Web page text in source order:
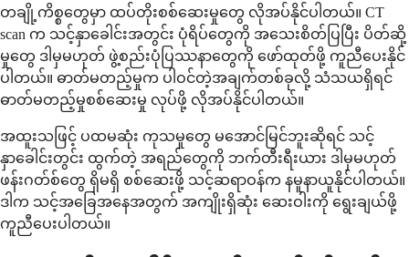
တချို့ကိစ္စတွေမှာ ထပ်တိုးစစ်ဆေးမှုတွေ လိုအပ်နိုင်ပါတယ်။ CT
scan က သင့်နှာခေါင်းအတွင်း ပုံရိပ်တွေကို အသေးစိတ်ပြပြီး ပိတ်ဆို့
မှုတွေ ဒါမှမဟုတ် ဖွဲ့စည်းပုံပြဿနာတွေကို ဖော်ထုတ်ဖို့ ကူညီပေးနိုင်
ပါတယ်။ ဓာတ်မတည့်မှုက ပါဝင်တဲ့အချက်တစ်ခုလို့ သံသယရှိရင်
ဓာတ်မတည့်မှုစစ်ဆေးမှု လုပ်ဖို့ လိုအပ်နိုင်ပါတယ်။
အထူးသဖြင့် ပထမဆုံး ကုသမှုတွေ မအောင်မြင်ဘူးဆိုရင် သင့်
နှာခေါင်းတွင်း ထွက်တဲ့ အရည်တွေကို ဘက်တီးရီးယား ဒါမှမဟုတ်
ဖန်းဂတ်စ်တွေ ရှိမရှိ စစ်ဆေးဖို့ သင့်ဆရာဝန်က နမူနာယူနိုင်ပါတယ်။
ဒါက သင့်အခြေအနေအတွက် အကျိုးရှိဆုံး ဆေးဝါးကို ရွေးချယ်ဖို့
ကူညီပေးပါတယ်။